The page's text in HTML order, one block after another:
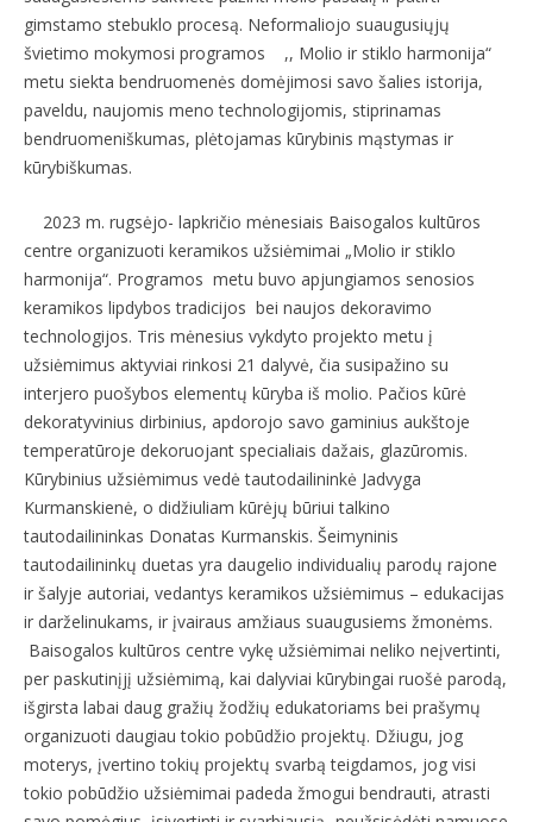
gimstamo stebuklo procesą. Neformaliojo suaugusiųjų
švietimo mokymosi programos ,, Molio ir stiklo harmonija“
metu siekta bendruomenės domėjimosi savo šalies istorija,
paveldu, naujomis meno technologijomis, stiprinamas
bendruomeniškumas, plėtojamas kūrybinis mąstymas ir
kūrybiškumas.
2023 m. rugsėjo- lapkričio mėnesiais Baisogalos kultūros
centre organizuoti keramikos užsiėmimai „Molio ir stiklo
harmonija“. Programos metu buvo apjungiamos senosios
keramikos lipdybos tradicijos bei naujos dekoravimo
technologijos. Tris mėnesius vykdyto projekto metu į
užsiėmimus aktyviai rinkosi 21 dalyvė, čia susipažino su
interjero puošybos elementų kūryba iš molio. Pačios kūrė
dekoratyvinius dirbinius, apdorojo savo gaminius aukštoje
temperatūroje dekoruojant specialiais dažais, glazūromis.
Kūrybinius užsiėmimus vedė tautodailininkė Jadvyga
Kurmanskienė, o didžiuliam kūrėjų būriui talkino
tautodailininkas Donatas Kurmanskis. Šeimyninis
tautodailininkų duetas yra daugelio individualių parodų rajone
ir šalyje autoriai, vedantys keramikos užsiėmimus – edukacijas
ir darželinukams, ir įvairaus amžiaus suaugusiems žmonėms.
Baisogalos kultūros centre vykę užsiėmimai neliko neįvertinti,
per paskutinįjį užsiėmimą, kai dalyviai kūrybingai ruošė parodą,
išgirsta labai daug gražių žodžių edukatoriams bei prašymų
organizuoti daugiau tokio pobūdžio projektų. Džiugu, jog
moterys, įvertino tokių projektų svarbą teigdamos, jog visi
tokio pobūdžio užsiėmimai padeda žmogui bendrauti, atrasti